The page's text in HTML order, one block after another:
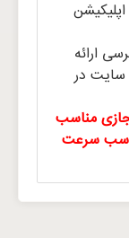
ارائه
در
مناسب
سرعت